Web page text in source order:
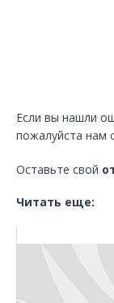
Если вы нашли
пожалуйста нам
Оставьте свой
Читать еще: